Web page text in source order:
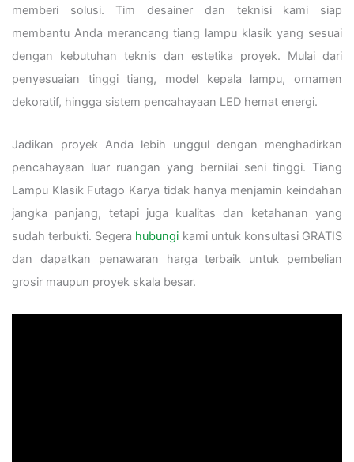
memberi solusi. Tim desainer dan teknisi kami siap
membantu Anda merancang tiang lampu klasik yang sesuai
dengan kebutuhan teknis dan estetika proyek. Mulai dari
penyesuaian tinggi tiang, model kepala lampu, ornamen
dekoratif, hingga sistem pencahayaan LED hemat energi.
Jadikan proyek Anda lebih unggul dengan menghadirkan
pencahayaan luar ruangan yang bernilai seni tinggi. Tiang
Lampu Klasik Futago Karya tidak hanya menjamin keindahan
jangka panjang, tetapi juga kualitas dan ketahanan yang
sudah terbukti. Segera hubungi kami untuk konsultasi GRATIS
dan dapatkan penawaran harga terbaik untuk pembelian
grosir maupun proyek skala besar.